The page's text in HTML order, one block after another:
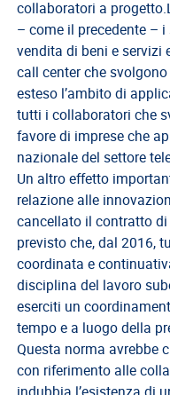
Norme
e
Regolamenti
ANCL
Direttivo
Ancl
ENPACL
Previdenza
Enpacl
A.S.G.C.D.L.
Direttivo
A.S.G.C.D.L.
Documenti
ASGCDL
collaboratori a
– come il precedente –
vendita di beni e servizi
call center che
esteso l’ambito di
tutti i collaboratori che
favore di imprese che
nazionale del settore
Un altro effetto
relazione alle
cancellato il contratto
previsto che, dal 2016,
coordinata e
disciplina del lavoro
eserciti un
tempo e a luogo della
Questa norma avrebbe
con riferimento alle